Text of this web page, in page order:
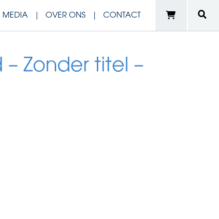
MEDIA OVER ONS CONTACT
Zonder titel –